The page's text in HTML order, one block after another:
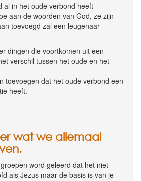
al in het oude verbond heeft
aan de woorden van God, ze zijn
toevoegd zal een leugenaar
dingen die voortkomen uit een
verschil tussen het oude en het
toevoegen dat het oude verbond een
heeft.
wat we allemaal
word geleerd dat het niet
als Jezus maar de basis is van je